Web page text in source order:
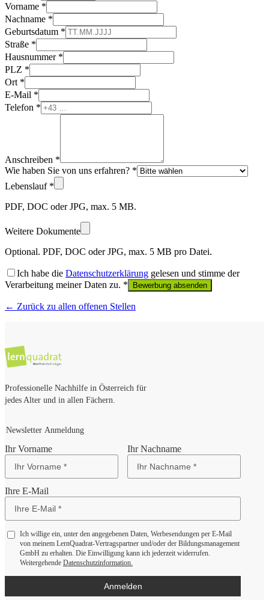
Vorname *
Nachname *
Geburtsdatum *
Straße *
Hausnummer *
PLZ *
Ort *
E-Mail *
Telefon *
Anschreiben *
Wie haben Sie von uns erfahren? *
Lebenslauf *
PDF, DOC oder JPG, max. 5 MB.
Weitere Dokumente
Optional. PDF, DOC oder JPG, max. 5 MB pro Datei.
Ich habe die Datenschutzerklärung gelesen und stimme der
Verarbeitung meiner Daten zu. *
Bewerbung absenden
← Zurück zu allen offenen Stellen
Professionelle Nachhilfe in Österreich für
jedes Alter und in allen Fächern.
Newsletter Anmeldung
Ihr Vorname Ihr Nachname
Ihre E-Mail
Ich willige ein, unter den angegebenen Daten, Werbesendungen per E-Mail
von meinem LernQuadrat-Vertragspartner und/oder der Bildungsmanagement
GmbH zu erhalten. Die Einwilligung kann ich jederzeit widerrufen.
Weitergehende Datenschutzinformation.
Anmelden